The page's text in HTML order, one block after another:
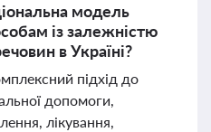
модель
із залежністю
в Україні?
підхід до
допомоги,
лікування,